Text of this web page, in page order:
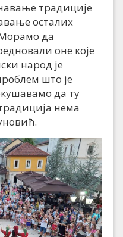
традиције
осталих
Морамо да
оне које
народ је
што је
да ту
нема